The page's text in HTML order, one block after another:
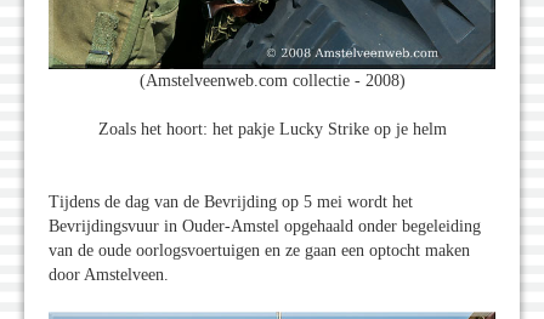
(Amstelveenweb.com collectie - 2008)
Zoals het hoort: het pakje Lucky Strike op je helm
Tijdens de dag van de Bevrijding op 5 mei wordt het
Bevrijdingsvuur in Ouder-Amstel opgehaald onder begeleiding
van de oude oorlogsvoertuigen en ze gaan een optocht maken
door Amstelveen.